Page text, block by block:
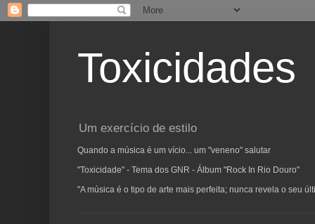
Toxicidades
Um exercício de estilo
Quando a música é um vício... um "veneno" salutar
"Toxicidade" - Tema dos GNR - Álbum "Rock In Rio Douro"
"A música é o tipo de arte mais perfeita; nunca revela o seu